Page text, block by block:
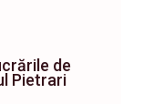
de
Pietrari